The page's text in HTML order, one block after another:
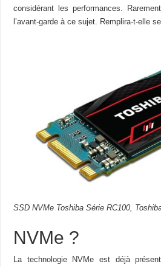
considérant les performances.
l’avant-garde à ce sujet. Remplira-t-elle
SSD NVMe Toshiba Série RC100,
NVMe ?
La technologie NVMe est déjà